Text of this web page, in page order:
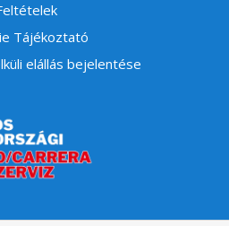
Tájékoztató
elállás bejelentése